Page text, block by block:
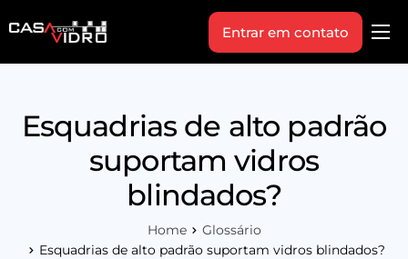
Produtos
Indique+
Vagas
Entrar em contato
Esquadrias de alto padrão
suportam vidros
blindados?
Home
Glossário
Esquadrias de alto padrão suportam vidros blindados?